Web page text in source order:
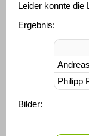
Leider konnte die
Ergebnis:
Philipp
Bilder: